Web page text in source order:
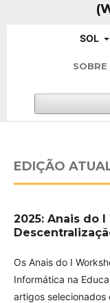
SOL
EDIÇÃO
2025: Anais do
Os Anais do I
Informática na
artigos